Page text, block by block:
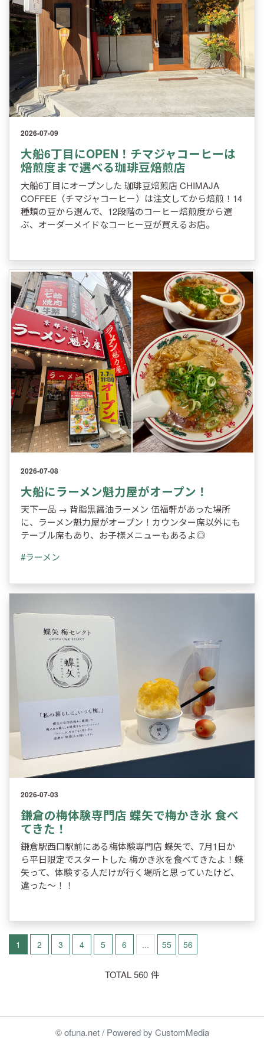
2026-07-09
大船6丁目にOPEN！チマジャコーヒーは
焙煎度まで選べる珈琲豆焙煎店
大船6丁目にオープンした 珈琲豆焙煎店 CHIMAJA
COFFEE（チマジャコーヒー）は注文してから焙煎！14
種類の豆から選んで、12段階のコーヒー焙煎度から選
ぶ、オーダーメイドなコーヒー豆が買えるお店。
2026-07-08
大船にラーメン魁力屋がオープン！
天下一品 → 背脂黒醤油ラーメン 伍福軒があった場所
に、ラーメン魁力屋がオープン！カウンター席以外にも
テーブル席もあり、お子様メニューもあるよ◎
#ラーメン
2026-07-03
鎌倉の梅体験専門店 蝶矢で梅かき氷 食べ
てきた！
鎌倉駅西口駅前にある梅体験専門店 蝶矢で、7月1日か
ら平日限定でスタートした 梅かき氷を食べてきたよ！蝶
矢って、体験する人だけが行く場所と思っていたけど、
違った～！！
1 2 3 4 5 6 ... 55 56
TOTAL 560 件
© ofuna.net / Powered by CustomMedia